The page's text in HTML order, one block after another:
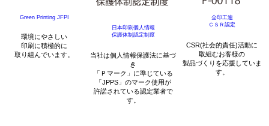
Green Printing JFPI
環境にやさしい
印刷に積極的に
取り組んでいます。
日本印刷個人情報
保護体制認定制度
当社は個人情報保護法に基づ
き
「Ｐマーク」に準じている
「JPPS」のマーク使用が
許諾されている認定業者で
す。
全印工連
ＣＳＲ認定
CSR(社会的責任)活動に
取組むお客様の
製品づくりを応援していま
す。